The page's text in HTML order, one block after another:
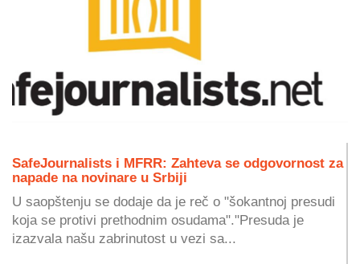
SafeJournalists i MFRR: Zahteva se odgovornost za
napade na novinare u Srbiji
U saopštenju se dodaje da je reč o "šokantnoj presudi
koja se protivi prethodnim osudama"."Presuda je
izazvala našu zabrinutost u vezi sa...